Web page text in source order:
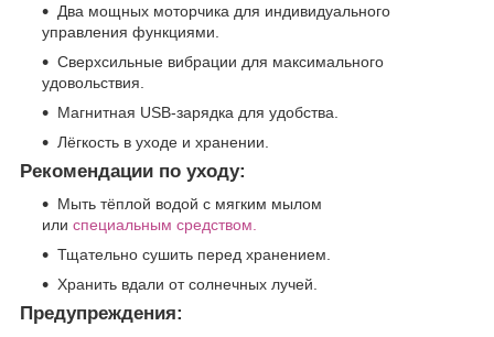
Два мощных моторчика для индивидуального
управления функциями.
Сверхсильные вибрации для максимального
удовольствия.
Магнитная USB-зарядка для удобства.
Лёгкость в уходе и хранении.
Рекомендации по уходу:
Мыть тёплой водой с мягким мылом
или специальным средством.
Тщательно сушить перед хранением.
Хранить вдали от солнечных лучей.
Предупреждения: